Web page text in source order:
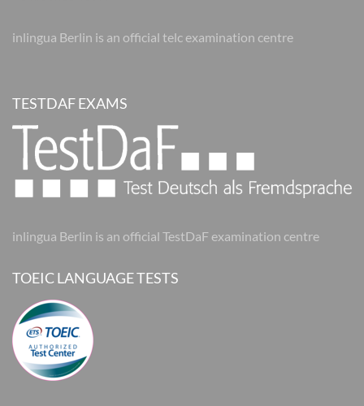
inlingua Berlin is an official telc examination centre
TESTDAF EXAMS
inlingua Berlin is an official TestDaF examination centre
TOEIC LANGUAGE TESTS